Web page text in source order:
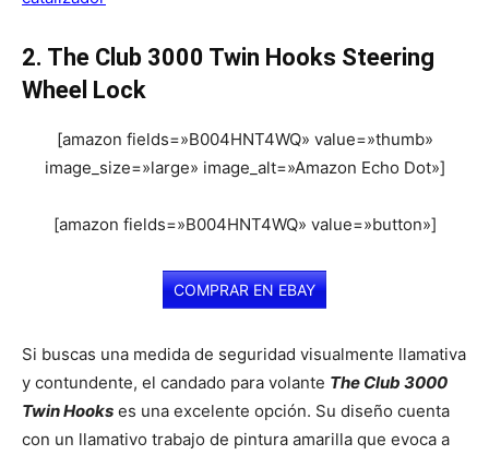
2. The Club 3000 Twin Hooks Steering
Wheel Lock
[amazon fields=»B004HNT4WQ» value=»thumb»
image_size=»large» image_alt=»Amazon Echo Dot»]
[amazon fields=»B004HNT4WQ» value=»button»]
COMPRAR EN EBAY
Si buscas una medida de seguridad visualmente llamativa
y contundente, el candado para volante The Club 3000
Twin Hooks es una excelente opción. Su diseño cuenta
con un llamativo trabajo de pintura amarilla que evoca a